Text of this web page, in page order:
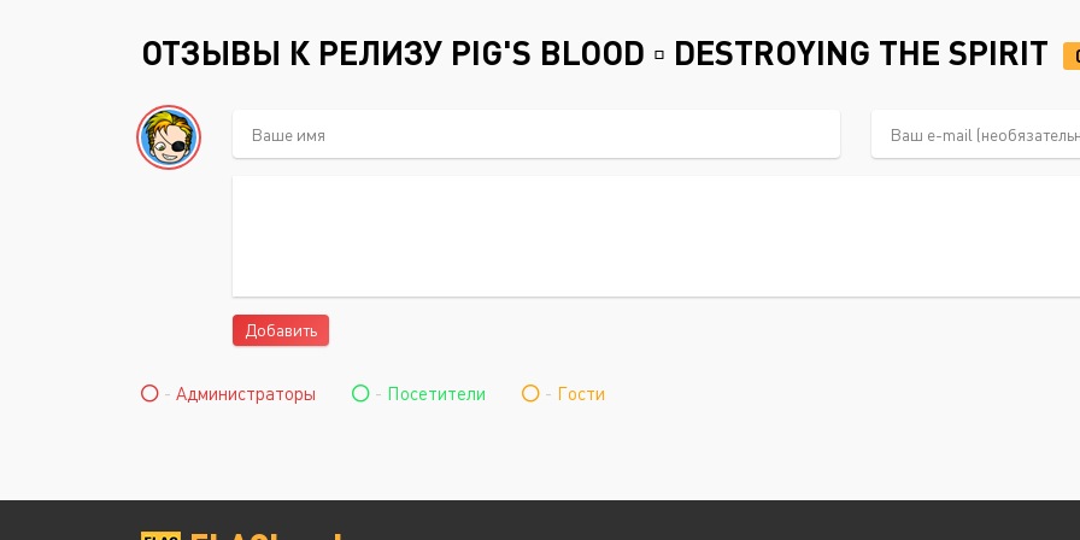
ОТЗЫВЫ К РЕЛИЗУ PIG'S BLOOD ▫ DESTROYING THE SPIRIT
Добавить
- Администраторы - Посетители - Гости